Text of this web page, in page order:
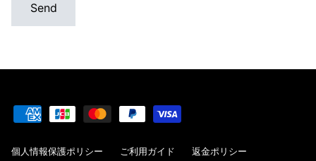
Send
個人情報保護ポリシー ご利用ガイド 返金ポリシー